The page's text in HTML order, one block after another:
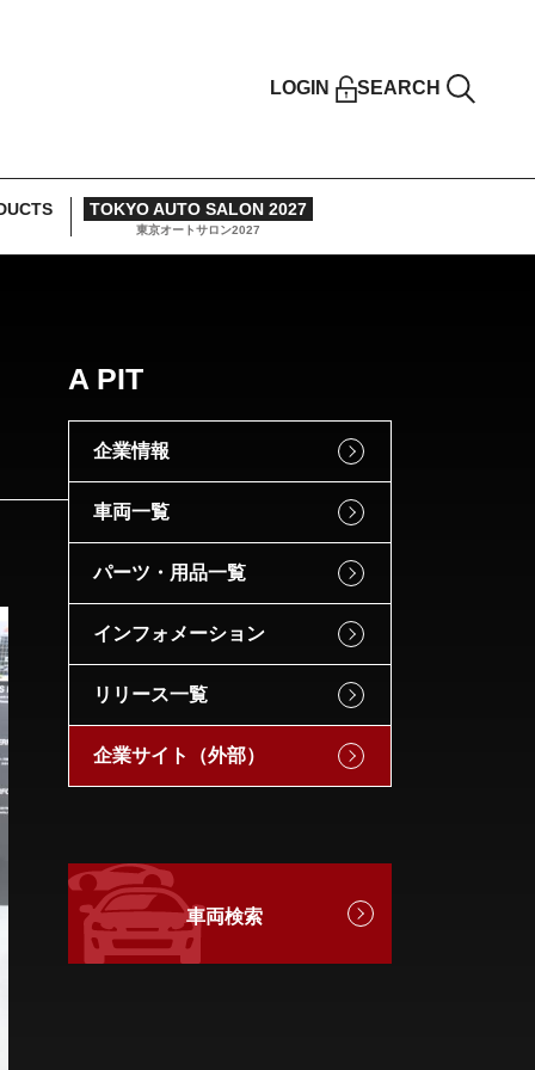
LOGIN SEARCH
TOKYO AUTO SALON 2027
東京オートサロン2027
A PIT
企業情報
車両一覧
パーツ・用品一覧
インフォメーション
リリース一覧
企業サイト（外部）
車両検索